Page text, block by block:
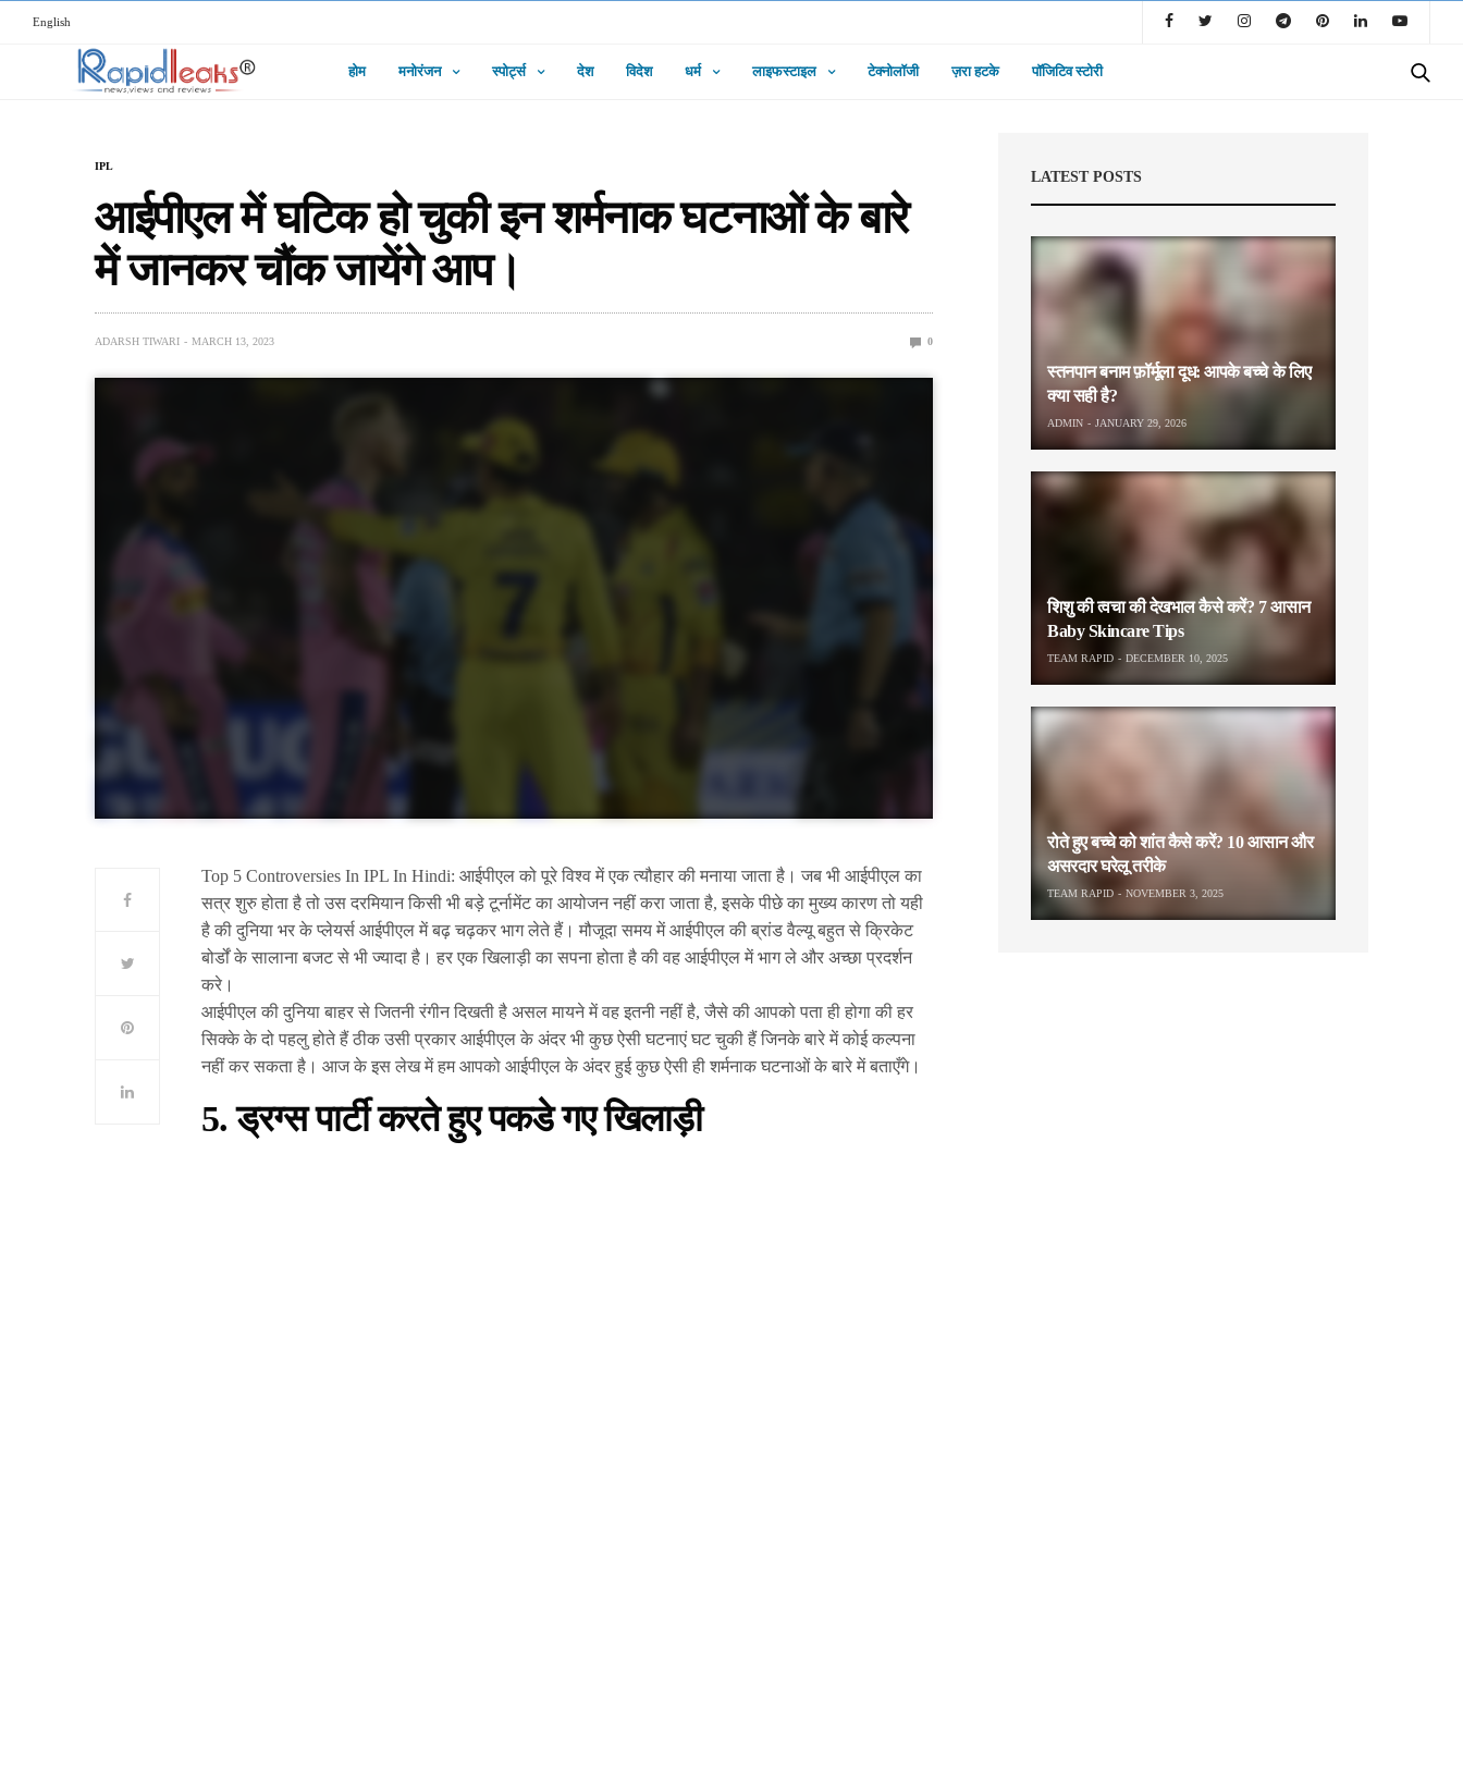
English
होम मनोरंजन स्पोर्ट्स देश विदेश धर्म लाइफस्टाइल टेक्नोलॉजी ज़रा हटके पॉजिटिव स्टोरी
IPL
आईपीएल में घटिक हो चुकी इन शर्मनाक घटनाओं के बारे
में जानकर चौंक जायेंगे आप।
ADARSH TIWARI MARCH 13, 2023 0
Top 5 Controversies In IPL In Hindi: आईपीएल को पूरे विश्व में एक त्यौहार की मनाया जाता है। जब भी आईपीएल का
सत्र शुरु होता है तो उस दरमियान किसी भी बड़े टूर्नामेंट का आयोजन नहीं करा जाता है, इसके पीछे का मुख्य कारण तो यही
है की दुनिया भर के प्लेयर्स आईपीएल में बढ़ चढ़कर भाग लेते हैं। मौजूदा समय में आईपीएल की ब्रांड वैल्यू बहुत से क्रिकेट
बोर्डों के सालाना बजट से भी ज्यादा है। हर एक खिलाड़ी का सपना होता है की वह आईपीएल में भाग ले और अच्छा प्रदर्शन
करे।
आईपीएल की दुनिया बाहर से जितनी रंगीन दिखती है असल मायने में वह इतनी नहीं है, जैसे की आपको पता ही होगा की हर
सिक्के के दो पहलु होते हैं ठीक उसी प्रकार आईपीएल के अंदर भी कुछ ऐसी घटनाएं घट चुकी हैं जिनके बारे में कोई कल्पना
नहीं कर सकता है। आज के इस लेख में हम आपको आईपीएल के अंदर हुई कुछ ऐसी ही शर्मनाक घटनाओं के बारे में बताएँगे।
5. ड्रग्स पार्टी करते हुए पकडे गए खिलाड़ी
LATEST POSTS
स्तनपान बनाम फ़ॉर्मूला दूध: आपके बच्चे के लिए
क्या सही है?
ADMIN JANUARY 29, 2026
शिशु की त्वचा की देखभाल कैसे करें? 7 आसान
Baby Skincare Tips
TEAM RAPID DECEMBER 10, 2025
रोते हुए बच्चे को शांत कैसे करें? 10 आसान और
असरदार घरेलू तरीके
TEAM RAPID NOVEMBER 3, 2025